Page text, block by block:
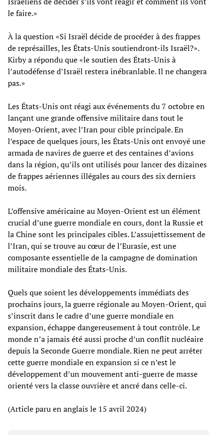
le faire.»
À la question «Si Israël décide de procéder à des frappes
de représailles, les États-Unis soutiendront-ils Israël?».
Kirby a répondu que «le soutien des États-Unis à
l’autodéfense d’Israël restera inébranlable. Il ne changera
pas.»
Les États-Unis ont réagi aux événements du 7 octobre en
lançant une grande offensive militaire dans tout le
Moyen-Orient, avec l’Iran pour cible principale. En
l’espace de quelques jours, les États-Unis ont envoyé une
armada de navires de guerre et des centaines d’avions
dans la région, qu’ils ont utilisés pour lancer des dizaines
de frappes aériennes illégales au cours des six derniers
mois.
L’offensive américaine au Moyen-Orient est un élément
crucial d’une guerre mondiale en cours, dont la Russie et
la Chine sont les principales cibles. L’assujettissement de
l’Iran, qui se trouve au cœur de l’Eurasie, est une
composante essentielle de la campagne de domination
militaire mondiale des États-Unis.
Quels que soient les développements immédiats des
prochains jours, la guerre régionale au Moyen-Orient, qui
s’inscrit dans le cadre d’une guerre mondiale en
expansion, échappe dangereusement à tout contrôle. Le
monde n’a jamais été aussi proche d’un conflit nucléaire
depuis la Seconde Guerre mondiale. Rien ne peut arrêter
cette guerre mondiale en expansion si ce n’est le
développement d’un mouvement anti-guerre de masse
orienté vers la classe ouvrière et ancré dans celle-ci.
(Article paru en anglais le 15 avril 2024)